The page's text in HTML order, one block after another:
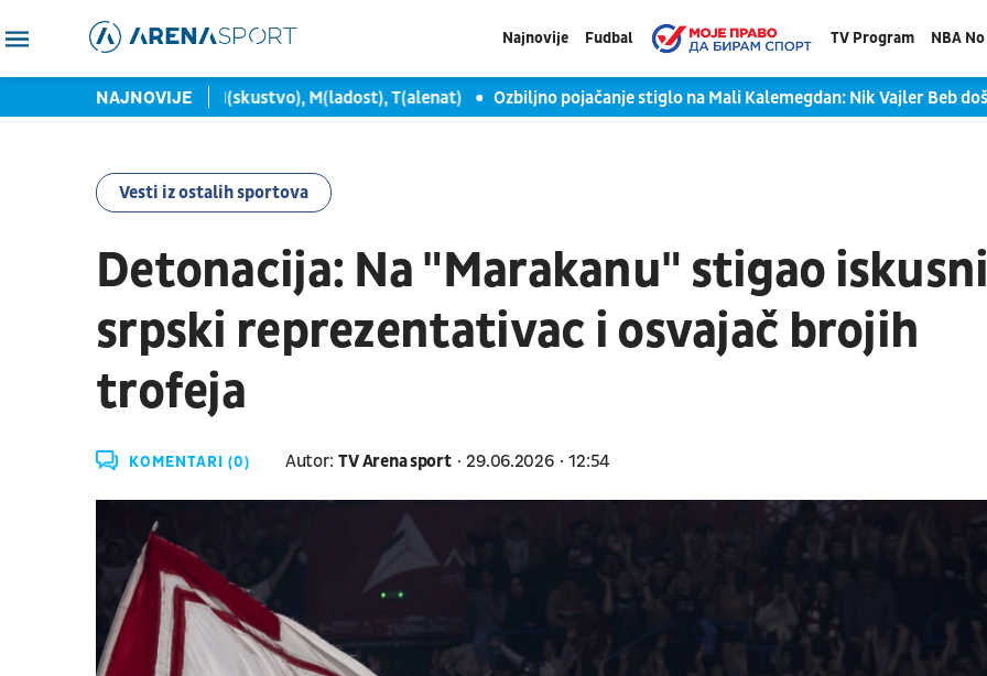
Najnovije Fudbal TV Program NBA
NAJNOVIJE
maksimum IMT = I(skustvo), M(ladost), T(alenat) Ozbiljno pojačanje stiglo na Mali Kalemegdan: Nik Vajler Beb došao
Vesti iz ostalih sportova
Detonacija: Na "Marakanu" stigao iskusni
srpski reprezentativac i osvajač brojih
trofeja
KOMENTARI (0) Autor: TV Arena sport 29.06.2026 12:54